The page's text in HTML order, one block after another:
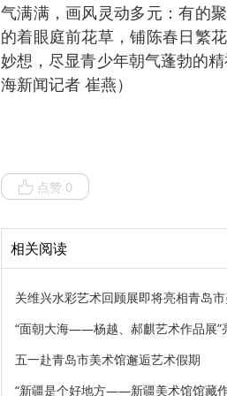
气满满，画风灵动多元：有的
的着眼庭前花草，铺陈春日繁
妙想，尽显青少年朝气蓬勃的
海新闻记者 崔燕）
点赞 0
相关阅读
关维兴水彩艺术回顾展即将亮相青岛
“面朝大海——杨越、郝麒艺术作品展”
五一赴青岛市美术馆邂逅艺术假期
“新疆是个好地方——新疆美术馆馆藏